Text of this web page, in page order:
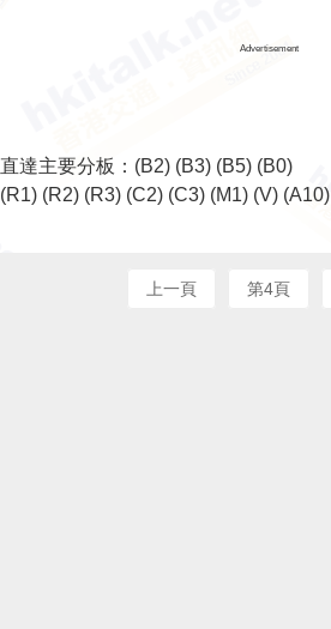
Advertisement
直達主要分板： (B2) (B3) (B5) (B0)
(R1) (R2) (R3) (C2) (C3) (M1) (V) (A10)
上一頁 第4頁